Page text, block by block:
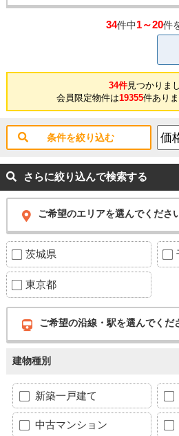
34件中1～20件
34件見つかりま
会員限定物件は19355件あり
条件を絞り込む
さらに絞り込んで検索する
ご希望のエリアを選んでくださ
茨城県
東京都
ご希望の沿線・駅を選んでくだ
建物種別
新築一戸建て
中古マンション